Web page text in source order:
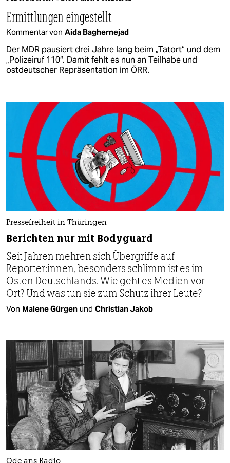
Ermittlungen eingestellt
Kommentar von Aida Baghernejad
Der MDR pausiert drei Jahre lang beim „Tatort“ und dem
„Polizeiruf 110“. Damit fehlt es nun an Teilhabe und
ostdeutscher Repräsentation im ÖRR.
Pressefreiheit in Thüringen
Berichten nur mit Bodyguard
Seit Jahren mehren sich Übergriffe auf
Reporter:innen, besonders schlimm ist es im
Osten Deutschlands. Wie geht es Medien vor
Ort? Und was tun sie zum Schutz ihrer Leute?
Von Malene Gürgen und Christian Jakob